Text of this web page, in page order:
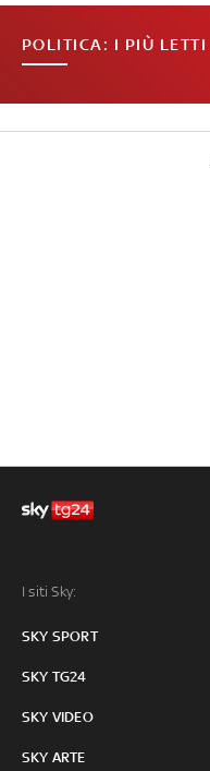
POLITICA: I PIÙ LETTI
I siti Sky:
SKY SPORT
SKY TG24
SKY VIDEO
SKY ARTE